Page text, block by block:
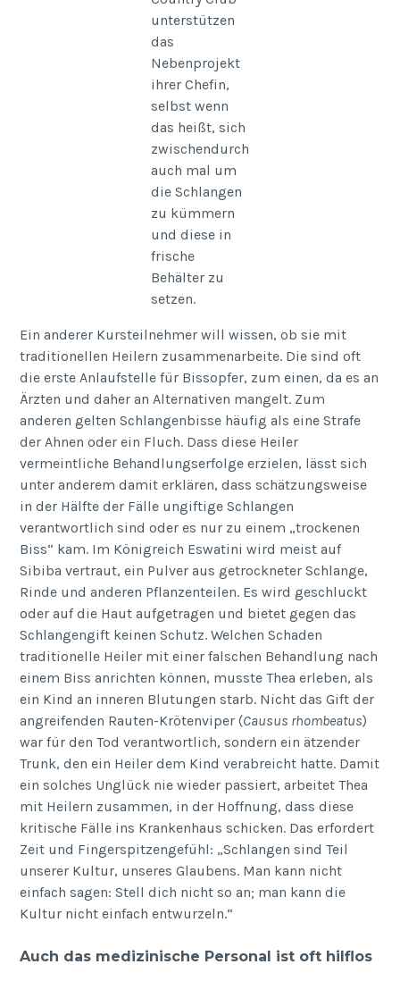
unterstützen
das
Nebenprojekt
ihrer Chefin,
selbst wenn
das heißt, sich
zwischendurch
auch mal um
die Schlangen
zu kümmern
und diese in
frische
Behälter zu
setzen.
Ein anderer Kursteilnehmer will wissen, ob sie mit
traditionellen Heilern zusammenarbeite. Die sind oft
die erste Anlaufstelle für Bissopfer, zum einen, da es an
Ärzten und daher an Alternativen mangelt. Zum
anderen gelten Schlangenbisse häufig als eine Strafe
der Ahnen oder ein Fluch. Dass diese Heiler
vermeintliche Behandlungserfolge erzielen, lässt sich
unter anderem damit erklären, dass schätzungsweise
in der Hälfte der Fälle ungiftige Schlangen
verantwortlich sind oder es nur zu einem „trockenen
Biss“ kam. Im Königreich Eswatini wird meist auf
Sibiba vertraut, ein Pulver aus getrockneter Schlange,
Rinde und anderen Pflanzenteilen. Es wird geschluckt
oder auf die Haut aufgetragen und bietet gegen das
Schlangengift keinen Schutz. Welchen Schaden
traditionelle Heiler mit einer falschen Behandlung nach
einem Biss anrichten können, musste Thea erleben, als
ein Kind an inneren Blutungen starb. Nicht das Gift der
angreifenden Rauten-Krötenviper (Causus rhombeatus)
war für den Tod verantwortlich, sondern ein ätzender
Trunk, den ein Heiler dem Kind verabreicht hatte. Damit
ein solches Unglück nie wieder passiert, arbeitet Thea
mit Heilern zusammen, in der Hoffnung, dass diese
kritische Fälle ins Krankenhaus schicken. Das erfordert
Zeit und Fingerspitzengefühl: „Schlangen sind Teil
unserer Kultur, unseres Glaubens. Man kann nicht
einfach sagen: Stell dich nicht so an; man kann die
Kultur nicht einfach entwurzeln.“
Auch das medizinische Personal ist oft hilflos